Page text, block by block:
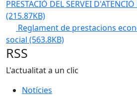
PRESTACIÓ DEL SERVEI
(215.87KB)
Reglament de prestacions
social (563.8KB)
RSS
L'actualitat a un clic
Notícies